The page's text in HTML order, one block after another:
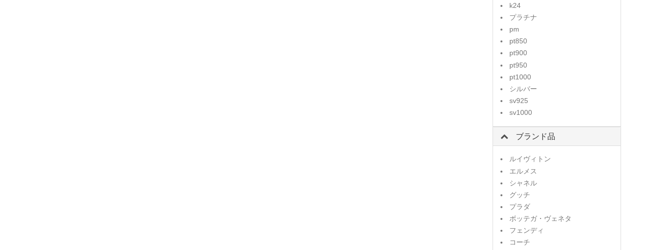
k24
プラチナ
pm
pt850
pt900
pt950
pt1000
シルバー
sv925
sv1000
ブランド品
ルイヴィトン
エルメス
シャネル
グッチ
プラダ
ボッテガ・ヴェネタ
フェンディ
コーチ